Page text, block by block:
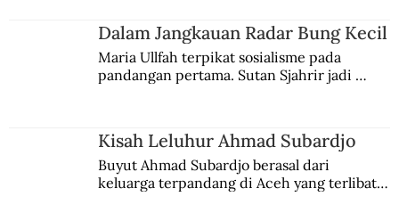
Jules Verne, Multatuli, hingga Sun Yat-sen.
Dalam Jangkauan Radar Bung Kecil
Maria Ullfah terpikat sosialisme pada
pandangan pertama. Sutan Sjahrir jadi
Kisah Leluhur Ahmad Subardjo
Buyut Ahmad Subardjo berasal dari
keluarga terpandang di Aceh yang terlibat